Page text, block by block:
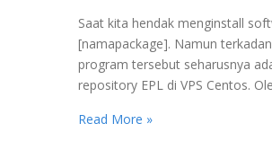
Saat kita hendak menginstall
[namapackage]. Namun
program tersebut seharusnya
repository EPL di VPS Centos.
Read More »